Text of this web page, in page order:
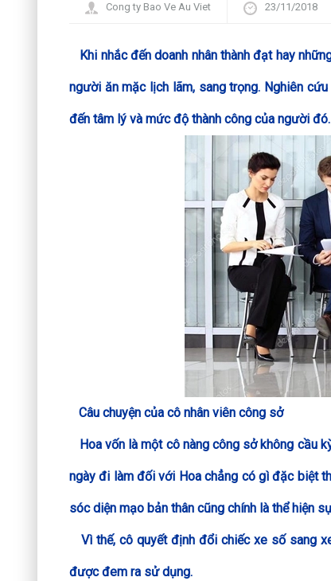
Cong ty Bao Ve Au Viet 23/11/2018
Khi nhắc đến doanh nhân thành đạt hay
người ăn mặc lịch lãm, sang trọng. Nghiên
đến tâm lý và mức độ thành công của người
Câu chuyện của cô nhân viên công sở
Hoa vốn là một cô nàng công sở không cầu
ngày đi làm đối với Hoa chẳng có gì đặc biệt
sóc diện mạo bản thân cũng chính là thể hiện
Vì thế, cô quyết định đổi chiếc xe số sang
được đem ra sử dụng.